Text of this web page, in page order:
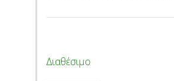
Διαθέσιμο